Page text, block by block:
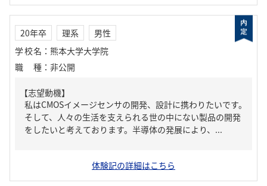
20年卒 理系
男性
学校名 ： 熊本大学大学院
職種 ： 非公開
【志望動機】
私はCMOSイメージセンサの開発、設計に携わりたいです。
そして、人々の生活を支えられる世の中にない製品の開発
をしたいと考えております。半導体の発展により、...
体験記の詳細はこちら